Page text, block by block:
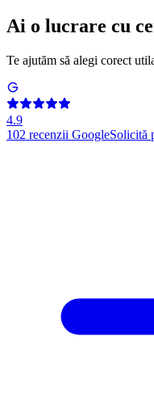
Ai o lucrare cu
Te ajutăm să alegi corect
4.9
102 recenzii GoogleSolicită